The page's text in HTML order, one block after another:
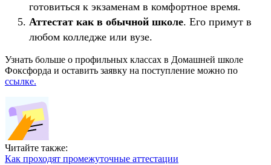
готовиться к экзаменам в комфортное время.
Аттестат как в обычной школе. Его примут в
любом колледже или вузе.
Узнать больше о профильных классах в Домашней школе
Фоксфорда и оставить заявку на поступление можно по
ссылке.
Читайте также:
Как проходят промежуточные аттестации